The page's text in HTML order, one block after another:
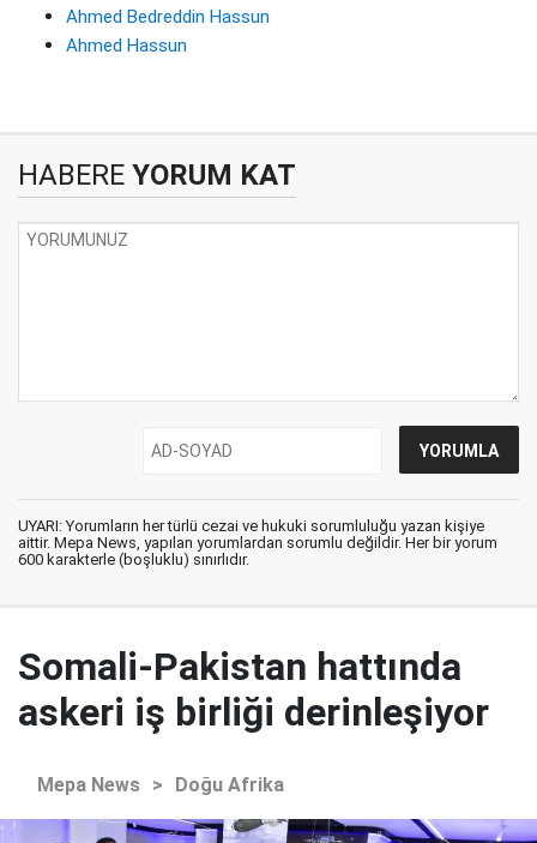
Ahmed Bedreddin Hassun
Ahmed Hassun
HABERE YORUM KAT
UYARI: Yorumların her türlü cezai ve hukuki sorumluluğu yazan kişiye
aittir. Mepa News, yapılan yorumlardan sorumlu değildir. Her bir yorum
600 karakterle (boşluklu) sınırlıdır.
Somali-Pakistan hattında
askeri iş birliği derinleşiyor
Mepa News > Doğu Afrika